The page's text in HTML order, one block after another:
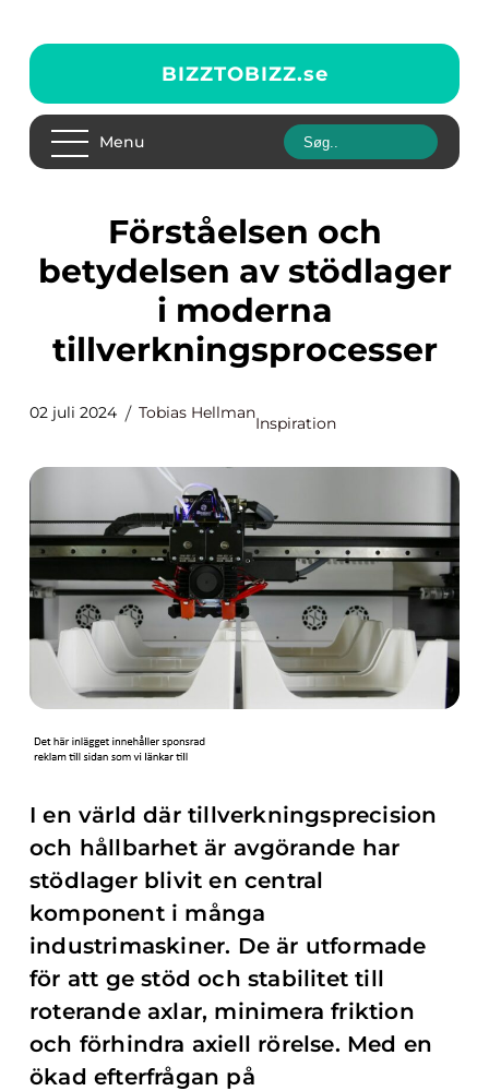
BIZZTOBIZZ.se
Menu
Förståelsen och
betydelsen av stödlager
i moderna
tillverkningsprocesser
02 juli 2024 Tobias Hellman
Inspiration
I en värld där tillverkningsprecision
och hållbarhet är avgörande har
stödlager blivit en central
komponent i många
industrimaskiner. De är utformade
för att ge stöd och stabilitet till
roterande axlar, minimera friktion
och förhindra axiell rörelse. Med en
ökad efterfrågan på